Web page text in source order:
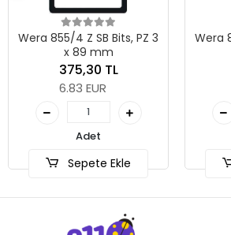
Wera 855/4 Z SB Bits, PZ 3
x 89 mm
375,30 TL
6.83 EUR
Adet
Sepete Ekle
Wera